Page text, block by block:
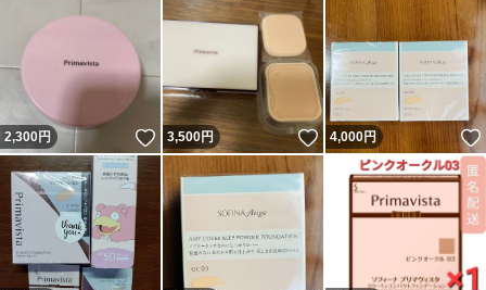
2,300円 いいね！
3,500円 いいね！
4,000円